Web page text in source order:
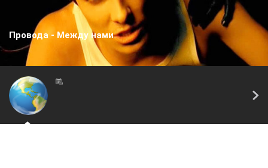
Провода - Между нами